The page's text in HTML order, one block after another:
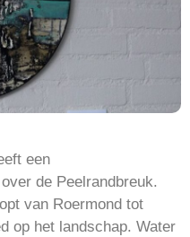
een
de Peelrandbreuk.
van Roermond tot
op het landschap. Water